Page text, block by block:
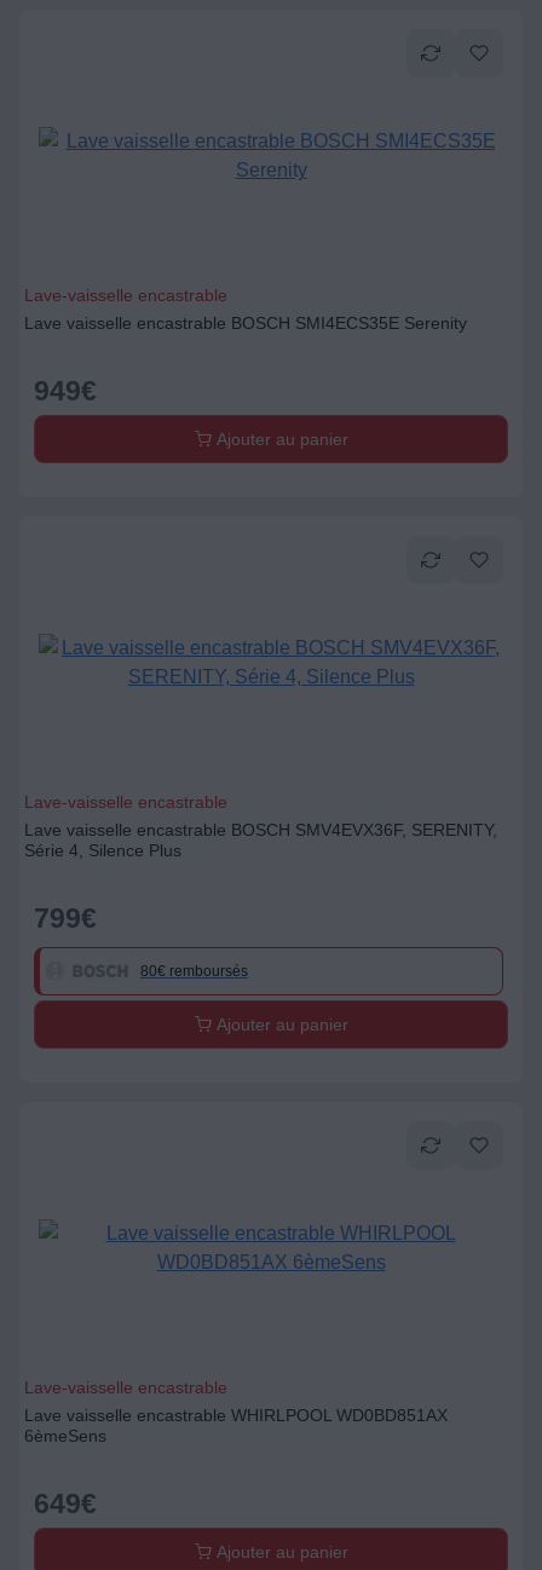
Lave-vaisselle encastrable
Lave vaisselle encastrable BOSCH SMI4ECS35E Serenity
949€
Ajouter au panier
Lave-vaisselle encastrable
Lave vaisselle encastrable BOSCH SMV4EVX36F, SERENITY,
Série 4, Silence Plus
799€
80€ remboursés
Ajouter au panier
Lave-vaisselle encastrable
Lave vaisselle encastrable WHIRLPOOL WD0BD851AX
6èmeSens
649€
Ajouter au panier